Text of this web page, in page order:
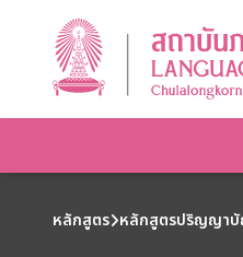
หลักสูตร หลักสูตรปริญญา